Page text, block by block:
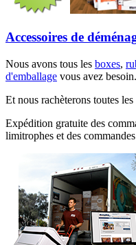
Accessoires de
Nous avons tous les boxes,
d'emballage vous avez besoin.
Et nous rachèterons toutes
Expédition gratuite des
limitrophes et des